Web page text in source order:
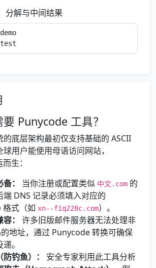
分解与中间结果
Punycode 工具？
的底层架构最初仅支持基础的 ASCII
用户能使用母语访问网站，
生：
：
当你注册或配置类似 中文.com 的
端 DNS 记录必须填入对应的
式（如 xn--fiq228c.com）。
：
许多旧版邮件服务器无法处理非
地址，通过 Punycode 转换可确保
。
钓鱼）：
安全专家利用此工具分析